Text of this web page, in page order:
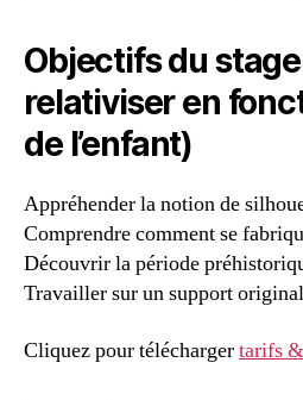
Objectifs du
relativiser en
de l’enfant)
Appréhender la notion de
Comprendre comment se
Découvrir la période
Travailler sur un support original
Cliquez pour téléchargertarifs